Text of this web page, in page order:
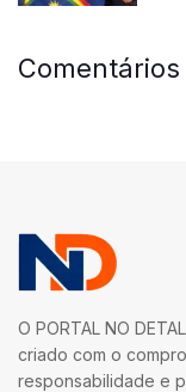
O PORTAL NO
criado com o
responsabilidade e